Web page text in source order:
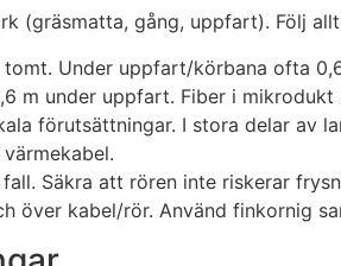
(gräsmatta, gång, uppfart). Följ
Under uppfart/körbana ofta
m under uppfart. Fiber i
förutsättningar. I stora delar av
Säkra att rören inte riskerar
över kabel/rör. Använd finkornig